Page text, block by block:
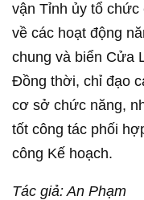
vận Tỉnh ủy tổ
về các hoạt động
chung và biển Cửa
Đồng thời, chỉ đạo
cơ sở chức năng,
tốt công tác phối
công Kế hoạch.
Tác giả: An Phạm